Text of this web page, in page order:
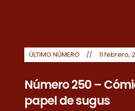
ÚLTIMO NÚMERO 11 febrero,
Número 250 –
papel de sugus